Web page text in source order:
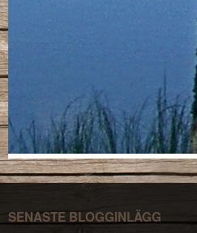
SENASTE BLOGGINLÄGG